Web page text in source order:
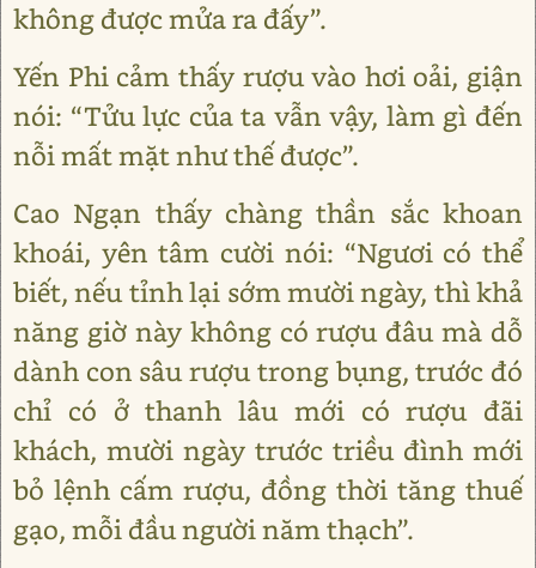
không được mửa ra đấy”.
Yến Phi cảm thấy rượu vào hơi oải, giận
nói: “Tửu lực của ta vẫn vậy, làm gì đến
nỗi mất mặt như thế được”.
Cao Ngạn thấy chàng thần sắc khoan
khoái, yên tâm cười nói: “Ngươi có thể
biết, nếu tỉnh lại sớm mười ngày, thì khả
năng giờ này không có rượu đâu mà dỗ
dành con sâu rượu trong bụng, trước đó
chỉ có ở thanh lâu mới có rượu đãi
khách, mười ngày trước triều đình mới
bỏ lệnh cấm rượu, đồng thời tăng thuế
gạo, mỗi đầu người năm thạch”.